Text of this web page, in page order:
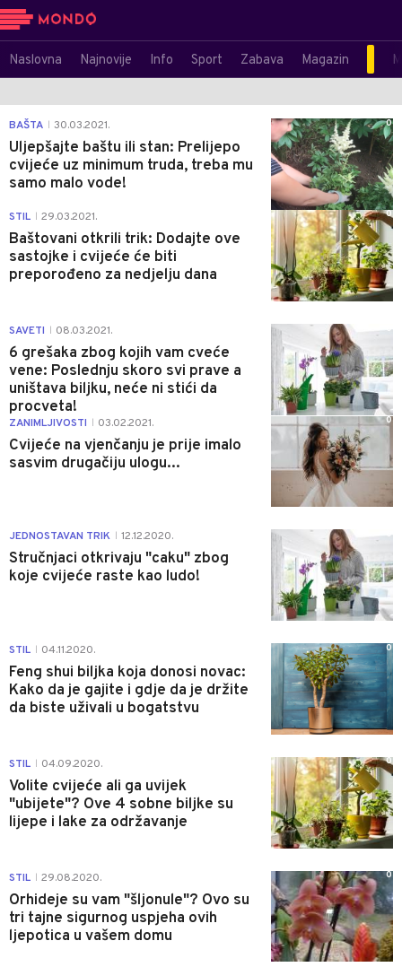
Naslovna Najnovije Info Sport Zabava Magazin
BAŠTA 30.03.2021.
Uljepšajte baštu ili stan: Prelijepo
cvijeće uz minimum truda, treba mu
samo malo vode!
0
STIL 29.03.2021.
Baštovani otkrili trik: Dodajte ove
sastojke i cvijeće će biti
preporođeno za nedjelju dana
0
SAVETI 08.03.2021.
6 grešaka zbog kojih vam cveće
vene: Poslednju skoro svi prave a
uništava biljku, neće ni stići da
procveta!
0
ZANIMLJIVOSTI 03.02.2021.
Cvijeće na vjenčanju je prije imalo
sasvim drugačiju ulogu...
0
JEDNOSTAVAN TRIK 12.12.2020.
Stručnjaci otkrivaju "caku" zbog
koje cvijeće raste kao ludo!
0
STIL 04.11.2020.
Feng shui biljka koja donosi novac:
Kako da je gajite i gdje da je držite
da biste uživali u bogatstvu
0
STIL 04.09.2020.
Volite cvijeće ali ga uvijek
"ubijete"? Ove 4 sobne biljke su
lijepe i lake za održavanje
0
STIL 29.08.2020.
Orhideje su vam "šljonule"? Ovo su
tri tajne sigurnog uspjeha ovih
ljepotica u vašem domu
0